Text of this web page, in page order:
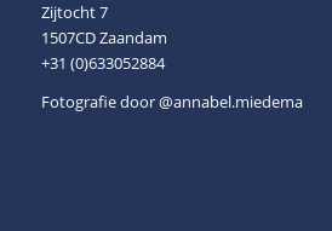
Zijtocht 7
1507CD Zaandam
+31 (0)633052884
Fotografie door@annabel.miedema